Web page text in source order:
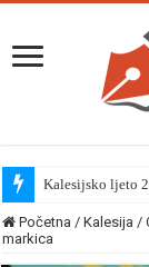
Kalesijsko ljeto
Početna / Kalesija /
markica